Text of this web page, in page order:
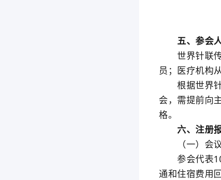
五、参会人
世界针联传
员；医疗机构
根据世界针
会，需提前向
格。
六、注册
（一）会议
参会代表
通和住宿费用